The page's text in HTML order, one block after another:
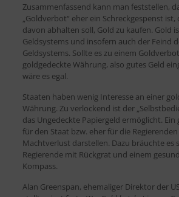
Zusammenfassend kann man feststellen,
„Goldverbot“ eher ein Schreckgespenst ist,
davon abhalten soll, Gold zu kaufen. Gold
Geldsystems und insofern auch der Feind
Geldsystems. Sollte es zu einem
goldgedeckte Währung, also gutes Geld
wäre es egal.
Staaten haben wenig Interesse an einer
Währung. Zu verlockend ist der
das Ungedeckte Papiergeld ermöglicht. Ein
für den Staat bzw. eher für die
Machtverlust darstellen. Dazu bräuchte es
Regierende mit Rückgrat und einem
Kompass.
Alan Greenspan, ehemaliger Direktor der